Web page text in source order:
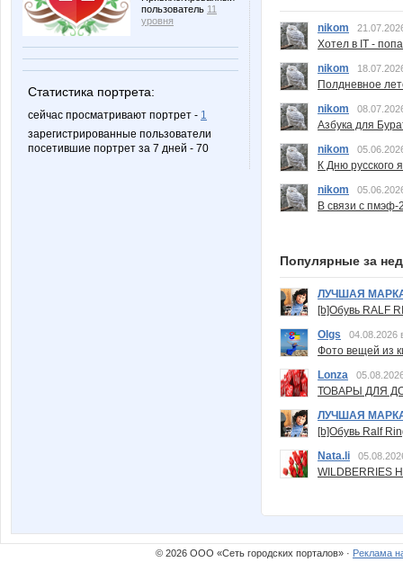
пользователь 11
уровня
Статистика портрета:
сейчас просматривают портрет - 1
зарегистрированные пользователи
посетившие портрет за 7 дней - 70
nikom
Хотел в IT -
nikom
Полдневное
nikom
Азбука для
nikom
К Дню русского
nikom
В связи с пмэф-
Популярные за
ЛУЧШАЯ
[b]Обувь RALF
Olgs
04.08.2026
Фото вещей из
Lonza
ТОВАРЫ ДЛЯ
ЛУЧШАЯ
[b]Обувь Ralf
Nata.li
© 2026 ООО «Сеть городских порталов» · Реклама